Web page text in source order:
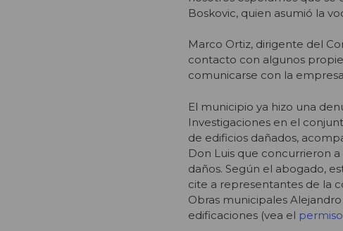
Boskovic, quien asumió la
Marco Ortiz, dirigente del
contacto con algunos
comunicarse con la
El municipio ya hizo una
Investigaciones en el
de edificios dañados,
Don Luis que concurrieron
daños. Según el abogado,
cite a representantes de la
Obras municipales
edificaciones (vea el